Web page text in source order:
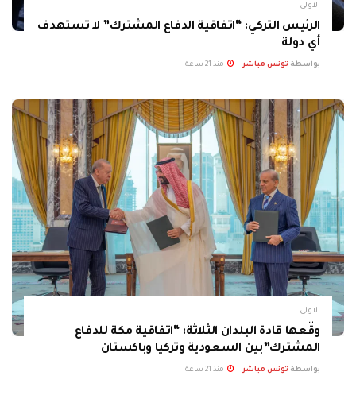
الاولى
الرئيس التركي: “اتفاقية الدفاع المشترك” لا تستهدف
أي دولة
بواسطة تونس مباشر منذ 21 ساعة
الاولى
وقّعها قادة البلدان الثلاثة: “اتفاقية مكة للدفاع
المشترك”بين السعودية وتركيا وباكستان
بواسطة تونس مباشر منذ 21 ساعة